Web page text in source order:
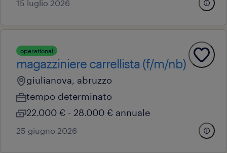
15 luglio 2026
operational
magazziniere carrellista (f/m/nb)
giulianova, abruzzo
tempo determinato
22.000 € - 28.000 € annuale
25 giugno 2026